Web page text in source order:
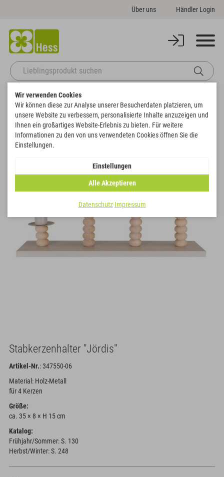
Über uns Händler Login
Startseite Deko Licht, Kerzen und Kerzenhalter
Stabkerzenhalter "Jördis"
Zurück zur Artikelübersicht
Stabkerzenhalter "Jördis"
Artikel-Nr.: 347550-06
Material: Holz-Metall
für 4 Kerzen
Größe:
ca. 35 × 8 × H 15 cm
Katalog:
Frühjahr/Sommer: S. 130
Herbst/Winter: S. 248
Wir verwenden Cookies
Wir können diese zur Analyse unserer Besucherdaten platzieren, um
unsere Website zu verbessern, personalisierte Inhalte anzuzeigen und
Ihnen ein großartiges Website-Erlebnis zu bieten. Für weitere
Informationen zu den von uns verwendeten Cookies öffnen Sie die
Einstellungen.
Einstellungen
Alle Akzeptieren
Datenschutz Impressum